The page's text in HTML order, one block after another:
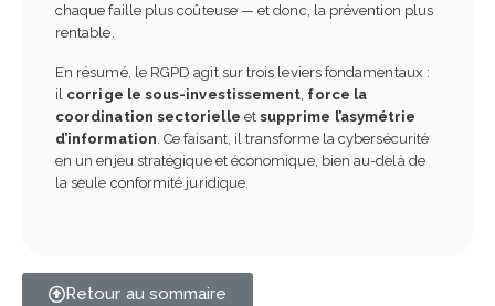
chaque faille plus coûteuse — et donc, la prévention plus
rentable.
En résumé, le RGPD agit sur trois leviers fondamentaux :
il corrige le sous-investissement, force la
coordination sectorielle et supprime l’asymétrie
d’information. Ce faisant, il transforme la cybersécurité
en un enjeu stratégique et économique, bien au-delà de
la seule conformité juridique.
Retour au sommaire